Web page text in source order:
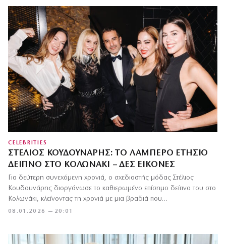
CELEBRITIES
ΣΤΈΛΙΟΣ ΚΟΥΔΟΥΝΆΡΗΣ: ΤΟ ΛΑΜΠΕΡΌ ΕΤΉΣΙΟ
ΔΕΊΠΝΟ ΣΤΟ ΚΟΛΩΝΆΚΙ – ΔΕΣ ΕΙΚΌΝΕΣ
08.01.2026 — 20:01
Για δεύτερη συνεχόμενη χρονιά, ο σχεδιαστής μόδας Στέλιος
Κουδουνάρης διοργάνωσε το καθιερωμένο επίσημο δείπνο του στο
Κολωνάκι, κλείνοντας τη χρονιά με μια βραδιά που…